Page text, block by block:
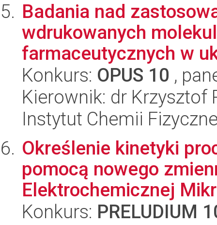
Badania nad
wdrukowanych
farmaceutycznych w
Konkurs: OPUS 10 ,
Kierownik: dr Krzysztof
Instytut Chemii
Określenie kinetyki
pomocą nowego
Elektrochemicznej
Konkurs: PRELUDIUM